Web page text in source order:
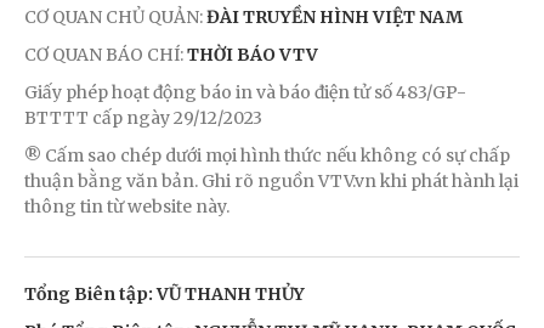
CƠ QUAN CHỦ QUẢN:ĐÀI TRUYỀN HÌNH VIỆT NAM
CƠ QUAN BÁO CHÍ:THỜI BÁO VTV
Giấy phép hoạt động báo in và báo điện tử số 483/GP-
BTTTT cấp ngày 29/12/2023
® Cấm sao chép dưới mọi hình thức nếu không có sự chấp
thuận bằng văn bản. Ghi rõ nguồn VTV.vn khi phát hành lại
thông tin từ website này.
Tổng Biên tập: VŨ THANH THỦY